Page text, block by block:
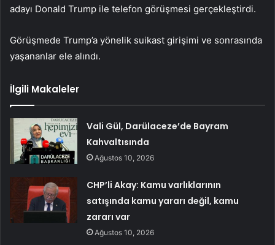
adayı Donald Trump ile telefon görüşmesi gerçekleştirdi.
Görüşmede Trump’a yönelik suikast girişimi ve sonrasında
yaşananlar ele alındı.
İlgili Makaleler
Vali Gül, Darülaceze’de Bayram
Kahvaltısında
Ağustos 10, 2026
CHP’li Akay: Kamu varlıklarının
satışında kamu yararı değil, kamu
zararı var
Ağustos 10, 2026